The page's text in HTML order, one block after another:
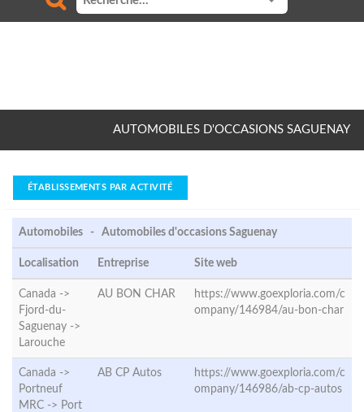
AUTOMOBILES D'OCCASIONS SAGUENAY
ÉTABLISSEMENTS PAR ACTIVITÉ
Automobiles - Automobiles d'occasions Saguenay
Localisation Entreprise Site web
Canada ->
Fjord-du-
Saguenay ->
Larouche
AU BON CHAR
https://www.goexploria.com/c
ompany/146984/au-bon-char
Canada ->
Portneuf
MRC -> Port
AB CP Autos
https://www.goexploria.com/c
ompany/146986/ab-cp-autos